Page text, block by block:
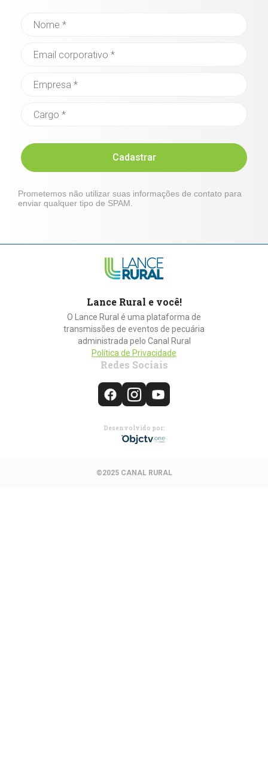
Cadastrar
Prometemos não utilizar suas informações de contato para
enviar qualquer tipo de SPAM.
Lance Rural e você!
O Lance Rural é uma plataforma de
transmissões de eventos de pecuária
administrada pelo Canal Rural
Política de Privacidade
Redes Sociais
Desenvolvido por:
©2025 CANAL RURAL